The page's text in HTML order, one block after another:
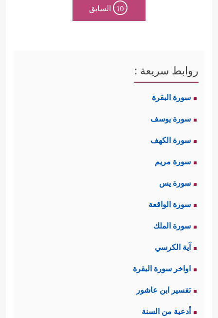
10 السابق
روابط سريعة :
سورة البقرة
سورة يوسف
سورة الكهف
سورة مريم
سورة يس
سورة الواقعة
سورة الملك
آية الكرسي
اواخر سورة البقرة
تفسير ابن عاشور
أدعية من السنة